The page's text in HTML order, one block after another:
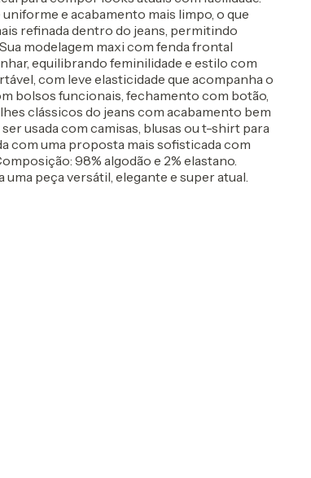
e acabamento mais limpo, o que
refinada dentro do jeans, permitindo
modelagem maxi com fenda frontal
equilibrando feminilidade e estilo com
com leve elasticidade que acompanha o
bolsos funcionais, fechamento com botão,
clássicos do jeans com acabamento bem
usada com camisas, blusas ou t-shirt para
com uma proposta mais sofisticada com
98% algodão e 2% elastano.
peça versátil, elegante e super atual.